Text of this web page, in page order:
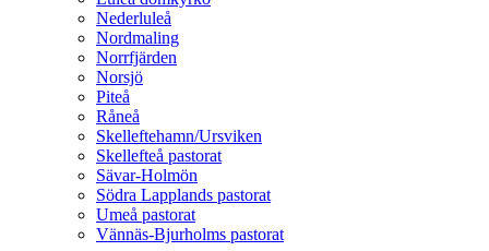
Nederluleå
Nordmaling
Norrfjärden
Norsjö
Piteå
Råneå
Skelleftehamn/Ursviken
Skellefteå pastorat
Sävar-Holmön
Södra Lapplands pastorat
Umeå pastorat
Vännäs-Bjurholms pastorat